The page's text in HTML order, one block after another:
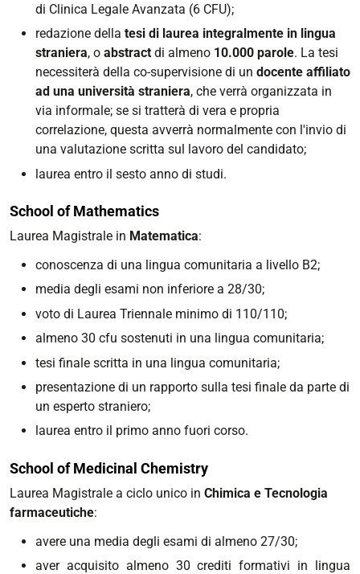
di Clinica Legale Avanzata (6 CFU);
redazione della tesi di laurea integralmente in lingua
straniera, o abstract di almeno 10.000 parole. La tesi
necessiterà della co-supervisione di un docente affiliato
ad una università straniera, che verrà organizzata in
via informale; se si tratterà di vera e propria
correlazione, questa avverrà normalmente con l'invio di
una valutazione scritta sul lavoro del candidato;
laurea entro il sesto anno di studi.
School of Mathematics
Laurea Magistrale in Matematica:
conoscenza di una lingua comunitaria a livello B2;
media degli esami non inferiore a 28/30;
voto di Laurea Triennale minimo di 110/110;
almeno 30 cfu sostenuti in una lingua comunitaria;
tesi finale scritta in una lingua comunitaria;
presentazione di un rapporto sulla tesi finale da parte di
un esperto straniero;
laurea entro il primo anno fuori corso.
School of Medicinal Chemistry
Laurea Magistrale a ciclo unico in Chimica e Tecnologia
farmaceutiche:
avere una media degli esami di almeno 27/30;
aver acquisito almeno 30 crediti formativi in lingua